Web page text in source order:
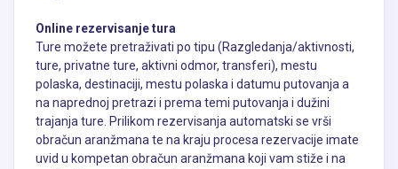
Online rezervisanje tura
Ture možete pretraživati po tipu (Razgledanja/aktivnosti,
ture, privatne ture, aktivni odmor, transferi), mestu
polaska, destinaciji, mestu polaska i datumu putovanja a
na naprednoj pretrazi i prema temi putovanja i dužini
trajanja ture. Prilikom rezervisanja automatski se vrši
obračun aranžmana te na kraju procesa rezervacije imate
uvid u kompetan obračun aranžmana koji vam stiže i na